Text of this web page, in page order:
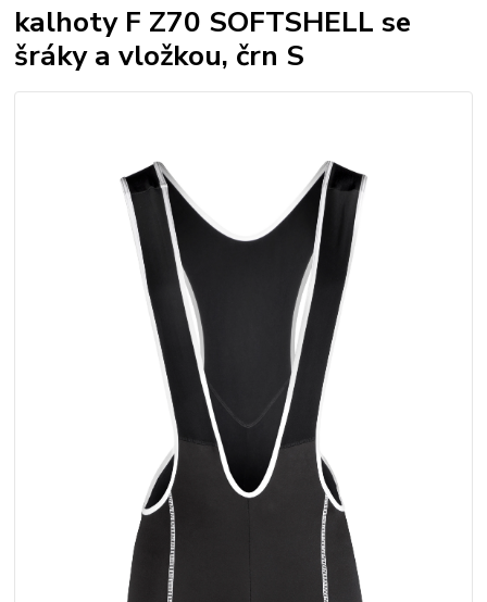
kalhoty F Z70 SOFTSHELL se
šráky a vložkou, črn S